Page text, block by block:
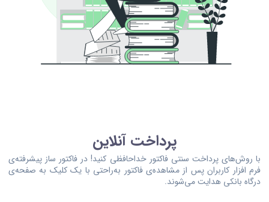
پرداخت آنلاین
با روش‌های پرداخت سنتی فاکتور خداحافظی کنید! در فاکتور ساز پیشرفته‌ی
فرم افزار کاربران پس از مشاهده‌ی فاکتور به‌راحتی با یک کلیک به صفحه‌ی
درگاه بانکی هدایت می‌شوند.